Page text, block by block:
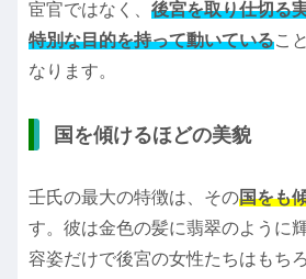
宦官ではなく、 後宮を取り仕切る
特別な目的を持って動いているこ
なります。
国を傾けるほどの美貌
壬氏の最大の特徴は、その国をも
す。彼は金色の髪に翡翠のように
容姿だけで後宮の女性たちはもち